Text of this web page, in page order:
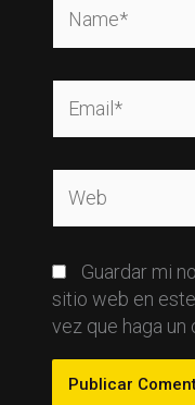
Guardar mi
sitio web en
vez que haga un